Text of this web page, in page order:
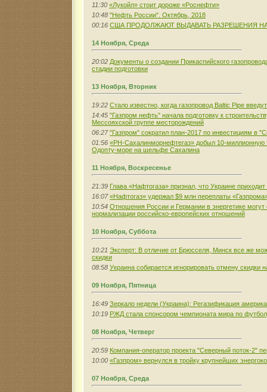
11:30 «Лукойл» стоит дороже «Роснефти»
10:48 "Нефть России". Октябрь, 2018
00:16 США ПРОДОЛЖАЮТ ВЫДАВАТЬ РАЗРЕШЕНИЯ
14 Ноября, Среда
20:02 Документы о создании Прикаспийского
стадии подготовки
13 Ноября, Вторник
19:22 Стало известно, когда газопровод Baltic Pipe
14:45 "Газпром нефть" начала подготовку к
Мессояхской группе месторождений
06:27 "Газпром" сократил план-2017 по инвестициям в
01:56 «РН-Сахалинморнефтегаз» добыл 10-миллионную
Одопту-море на шельфе Сахалина
11 Ноября, Воскресенье
21:39 Глава «Нафтогаза» признал, что Украине приходит
16:07 «Нафтогаз» удержал $9 млн переплаты
10:54 Отношения России и Германии в энергетике могут
нормализации российско-европейских отношений
10 Ноября, Суббота
10:21 Эксперт: В отличие от Брюсселя, Минск все же
скидки
08:58 Украина собирается игнорировать отмену скидки
09 Ноября, Пятница
16:49 Зеркало недели (Украина): Регазификация
10:19 РЖД стала спонсором чемпионата мира по
08 Ноября, Четверг
20:59 Компания-оператор проекта "Северный поток-2"
10:00 «Газпром» вернулся в тройку крупнейших
07 Ноября, Среда